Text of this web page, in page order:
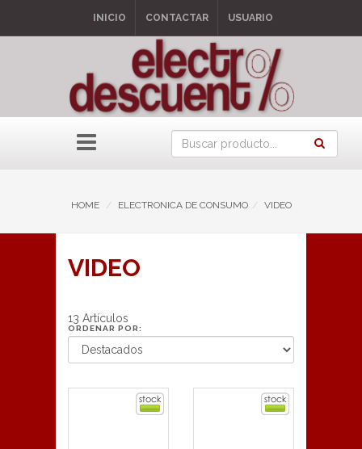
INICIO CONTACTAR USUARIO
HOME ELECTRONICA DE CONSUMO VIDEO
VIDEO
13 Artículos
ORDENAR POR: